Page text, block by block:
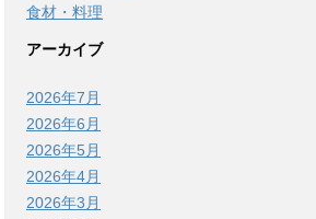
食材・料理
アーカイブ
2026年7月
2026年6月
2026年5月
2026年4月
2026年3月